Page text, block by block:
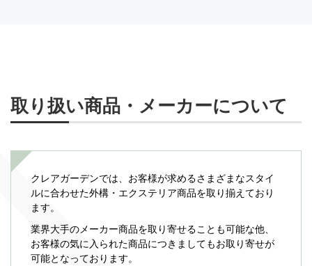
取り扱い商品・メーカーについて
クレアガーデンでは、お客様が求めるさまざまなスタイ
ルに合わせた外構・エクステリア商品を取り揃えており
ます。
業界大手のメーカー商品を取り寄せることも可能な他、
お客様の気に入られた商品につきましてもお取り寄せが
可能となっております。